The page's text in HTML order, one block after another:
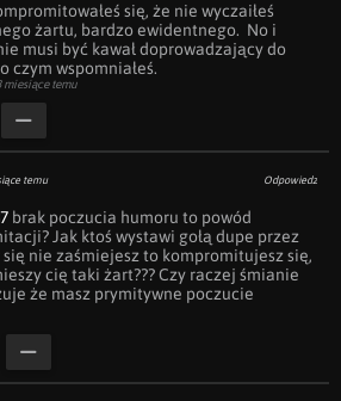
się, że nie wyczaiłeś
żartu, bardzo ewidentnego.  No i
musi być kawał doprowadzający do
czym wspomniałeś.
miesiące temu
temu Odpowiedz
brak poczucia humoru to powód
Jak ktoś wystawi gołą dupe przez
się nie zaśmiejesz to kompromitujesz się,
cię taki żart??? Czy raczej śmianie
że masz prymitywne poczucie